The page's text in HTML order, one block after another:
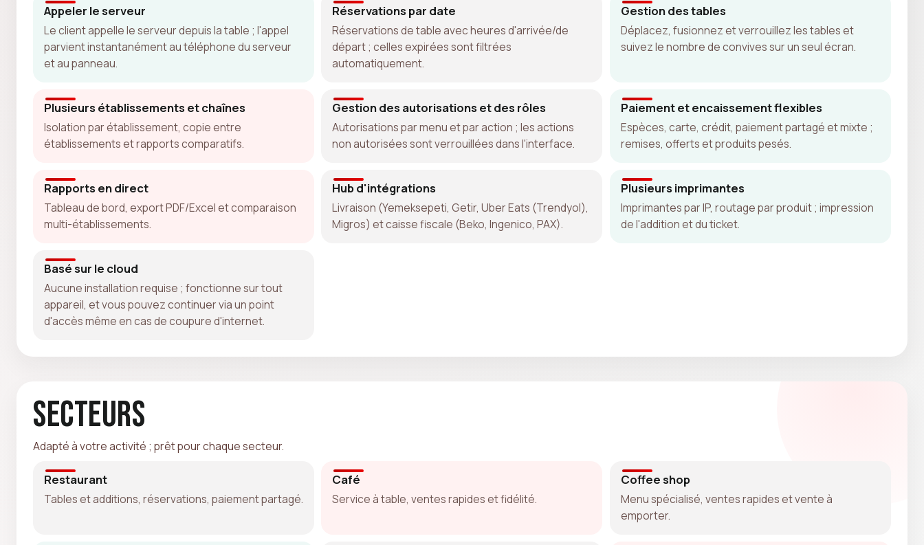
Appeler le serveur
Le client appelle le serveur depuis la table ; l'appel
parvient instantanément au téléphone du serveur
et au panneau.
Réservations par date
Réservations de table avec heures d'arrivée/de
départ ; celles expirées sont filtrées
automatiquement.
Gestion des tables
Déplacez, fusionnez et verrouillez les tables et
suivez le nombre de convives sur un seul écran.
Plusieurs établissements et chaînes
Isolation par établissement, copie entre
établissements et rapports comparatifs.
Gestion des autorisations et des rôles
Autorisations par menu et par action ; les actions
non autorisées sont verrouillées dans l'interface.
Paiement et encaissement flexibles
Espèces, carte, crédit, paiement partagé et mixte ;
remises, offerts et produits pesés.
Rapports en direct
Tableau de bord, export PDF/Excel et comparaison
multi-établissements.
Hub d'intégrations
Livraison (Yemeksepeti, Getir, Uber Eats (Trendyol),
Migros) et caisse fiscale (Beko, Ingenico, PAX).
Plusieurs imprimantes
Imprimantes par IP, routage par produit ; impression
de l'addition et du ticket.
Basé sur le cloud
Aucune installation requise ; fonctionne sur tout
appareil, et vous pouvez continuer via un point
d'accès même en cas de coupure d'internet.
Secteurs
Adapté à votre activité ; prêt pour chaque secteur.
Restaurant
Tables et additions, réservations, paiement partagé.
Café
Service à table, ventes rapides et fidélité.
Coffee shop
Menu spécialisé, ventes rapides et vente à
emporter.